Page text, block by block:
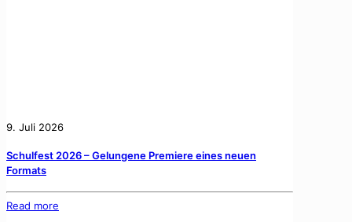
9. Juli 2026
Schulfest 2026 – Gelungene Premiere eines neuen
Formats
Read more